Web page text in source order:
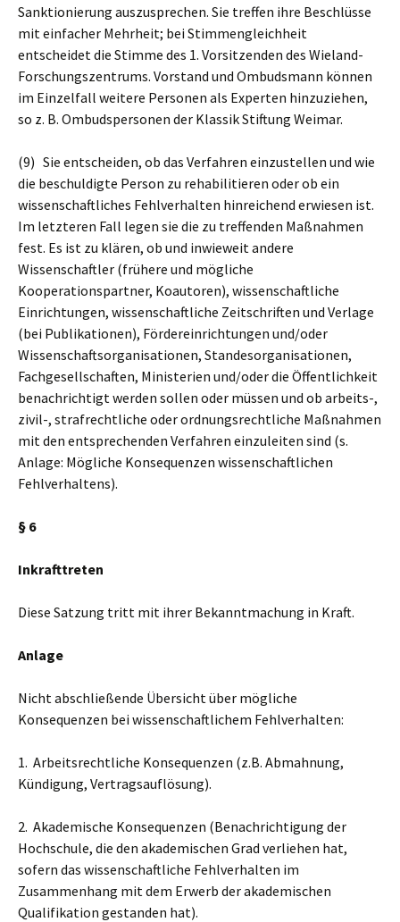
Sanktionierung auszusprechen. Sie treffen ihre Beschlüsse
mit einfacher Mehrheit; bei Stimmengleichheit
entscheidet die Stimme des 1. Vorsitzenden des Wieland-
Forschungszentrums. Vorstand und Ombudsmann können
im Einzelfall weitere Personen als Experten hinzuziehen,
so z. B. Ombudspersonen der Klassik Stiftung Weimar.
(9) Sie entscheiden, ob das Verfahren einzustellen und wie
die beschuldigte Person zu rehabilitieren oder ob ein
wissenschaftliches Fehlverhalten hinreichend erwiesen ist.
Im letzteren Fall legen sie die zu treffenden Maßnahmen
fest. Es ist zu klären, ob und inwieweit andere
Wissenschaftler (frühere und mögliche
Kooperationspartner, Koautoren), wissenschaftliche
Einrichtungen, wissenschaftliche Zeitschriften und Verlage
(bei Publikationen), Fördereinrichtungen und/oder
Wissenschaftsorganisationen, Standesorganisationen,
Fachgesellschaften, Ministerien und/oder die Öffentlichkeit
benachrichtigt werden sollen oder müssen und ob arbeits-,
zivil-, strafrechtliche oder ordnungsrechtliche Maßnahmen
mit den entsprechenden Verfahren einzuleiten sind (s.
Anlage: Mögliche Konsequenzen wissenschaftlichen
Fehlverhaltens).
§ 6
Inkrafttreten
Diese Satzung tritt mit ihrer Bekanntmachung in Kraft.
Anlage
Nicht abschließende Übersicht über mögliche
Konsequenzen bei wissenschaftlichem Fehlverhalten:
1. Arbeitsrechtliche Konsequenzen (z.B. Abmahnung,
Kündigung, Vertragsauflösung).
2. Akademische Konsequenzen (Benachrichtigung der
Hochschule, die den akademischen Grad verliehen hat,
sofern das wissenschaftliche Fehlverhalten im
Zusammenhang mit dem Erwerb der akademischen
Qualifikation gestanden hat).